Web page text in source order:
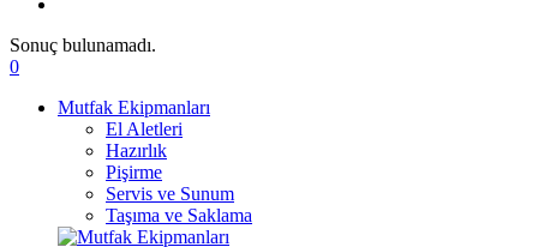
Sonuç bulunamadı.
0
Mutfak Ekipmanları
El Aletleri
Hazırlık
Pişirme
Servis ve Sunum
Taşıma ve Saklama